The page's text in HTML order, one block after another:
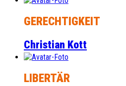
GERECHTIGKEIT
Christian Kott
LIBERTÄR